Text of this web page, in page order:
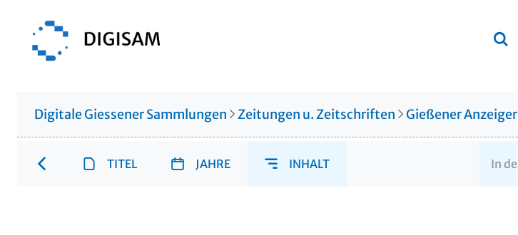
Digitale Giessener Sammlungen Zeitungen u. Zeitschriften Gießener Anzeiger
TITEL JAHRE INHALT